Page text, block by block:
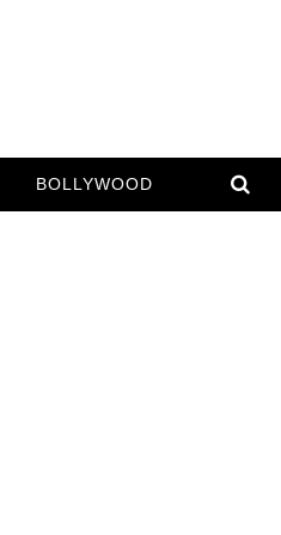
BOLLYWOOD